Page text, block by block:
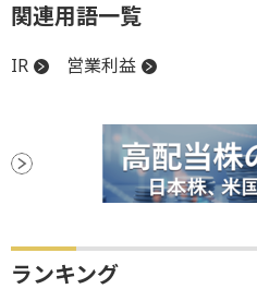
関連用語一覧
IR 営業利益
ランキング